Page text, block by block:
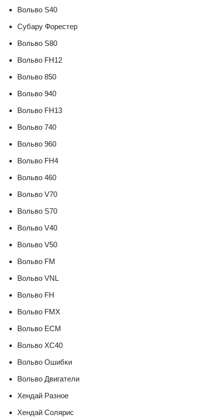
Вольво S40
Субару Форестер
Вольво S80
Вольво FH12
Вольво 850
Вольво 940
Вольво FH13
Вольво 740
Вольво 960
Вольво FH4
Вольво 460
Вольво V70
Вольво S70
Вольво V40
Вольво V50
Вольво FM
Вольво VNL
Вольво FH
Вольво FMX
Вольво ECM
Вольво XC40
Вольво Ошибки
Вольво Двигатели
Хендай Разное
Хендай Солярис